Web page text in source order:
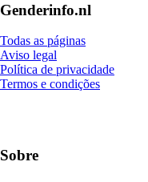
Genderinfo.nl
Todas as páginas
Aviso legal
Política de privacidade
Termos e condições
Sobre